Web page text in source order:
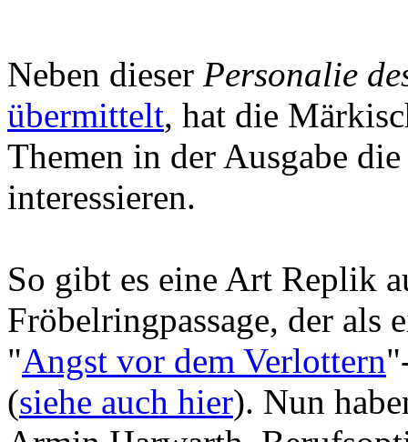
Neben dieser Personalie
übermittelt, hat die
Themen in der Ausgabe
interessieren.
So gibt es eine Art Replik
Fröbelringpassage, der als
"Angst vor dem Verlottern
(siehe auch hier). Nun